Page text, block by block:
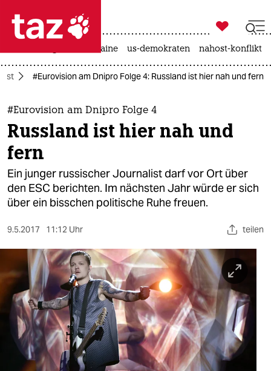
 taz zahl ich
taz zahl ich
themen
politik
öko
gesellschaft
sport
berlin
nord
wahrheit
verlag

taz zahl ich
krieg in der ukraine us-demokraten nahost-konflikt
#Eurovision am Dnipro Folge 4: Russland ist hier nah und fern
#Eurovision am Dnipro Folge 4
Russland ist hier nah und
fern
Ein junger russischer Journalist darf vor Ort über
den ESC berichten. Im nächsten Jahr würde er sich
über ein bisschen politische Ruhe freuen.
9.5.2017 11:12 Uhr teilen